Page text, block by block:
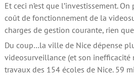
Et ceci n’est que l’investissement.
coût de fonctionnement de la
charges de gestion courante, rien
Du coup…la ville de Nice dépense
videosurveillance (et son inefficacité
travaux des 154 écoles de Nice. 59